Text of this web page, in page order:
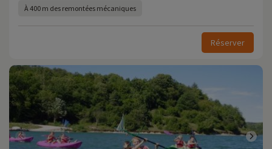
À 400 m des remontées mécaniques
Réserver